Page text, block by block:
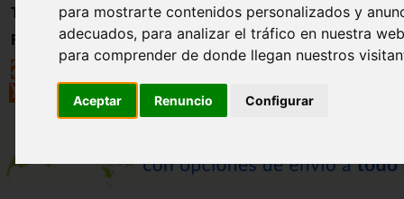
para mostrarte contenidos personalizados y
adecuados, para analizar el tráfico en nuestra
para comprender de donde llegan nuestros
Aceptar Renuncio Configurar
Trabajo
Registro